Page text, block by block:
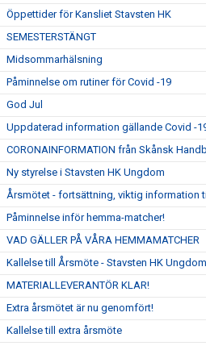
Öppettider för Kansliet Stavsten HK
SEMESTERSTÄNGT
Midsommarhälsning
Påminnelse om rutiner för Covid -19
God Jul
Uppdaterad information gällande Covid -
CORONAINFORMATION från Skånsk
Ny styrelse i Stavsten HK Ungdom
Årsmötet - fortsättning, viktig information
Påminnelse inför hemma-matcher!
VAD GÄLLER PÅ VÅRA HEMMAMATCHER
Kallelse till Årsmöte - Stavsten HK Ungdom
MATERIALLEVERANTÖR KLAR!
Extra årsmötet är nu genomfört!
Kallelse till extra årsmöte